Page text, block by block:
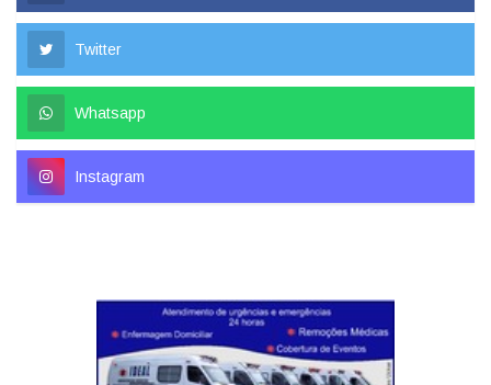
Twitter
Whatsapp
Instagram